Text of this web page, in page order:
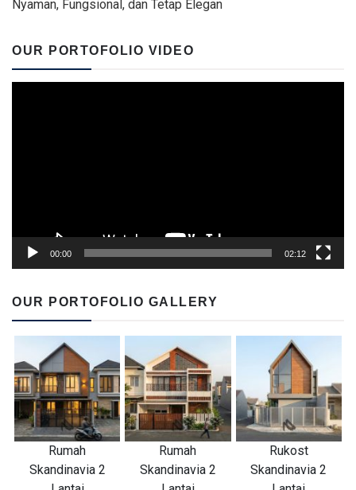
Nyaman, Fungsional, dan Tetap Elegan
OUR PORTOFOLIO VIDEO
00:00 02:12
OUR PORTOFOLIO GALLERY
Rumah
Skandinavia 2
Rumah
Skandinavia 2
Rukost
Skandinavia 2